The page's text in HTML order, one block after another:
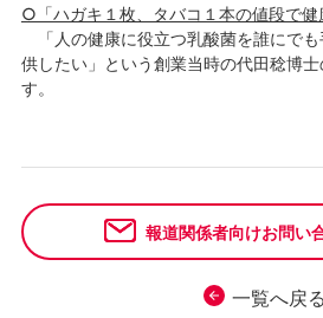
○「ハガキ１枚、タバコ１本の値段で健
「人の健康に役立つ乳酸菌を誰にで
供したい」という創業当時の代田稔博
す。
一覧へ戻る
報道関係者向けお問い